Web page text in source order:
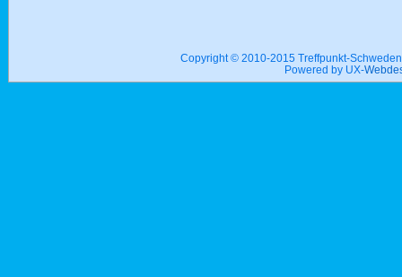
Copyright © 2010-2015 Treffpunkt-
Powered by UX-